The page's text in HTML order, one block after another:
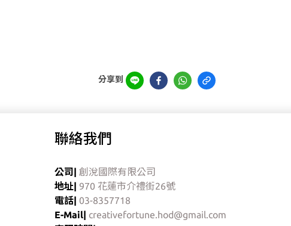
分享到
聯絡我們
公司| 創涗國際有限公司
地址| 970 花蓮市介禮街26號
電話| 03-8357718
E-Mail| creativefortune.hod@gmail.com